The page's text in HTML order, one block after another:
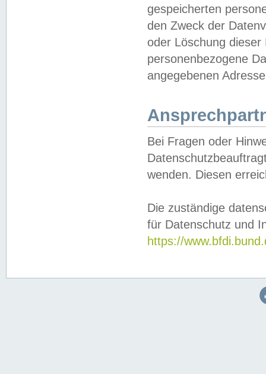
gespeicherten
den Zweck der
oder Löschung
personenbezogene
angegebenen
Bei Fragen oder
wenden. Diesen
Die zuständige
für Datenschutz und
https://